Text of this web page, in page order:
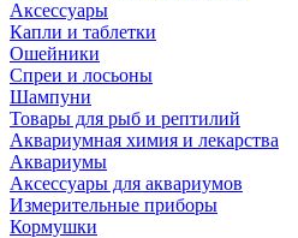
Аксессуары
Капли и таблетки
Ошейники
Спреи и лосьоны
Шампуни
Товары для рыб и рептилий
Аквариумная химия и лекарства
Аквариумы
Аксессуары для аквариумов
Измерительные приборы
Кормушки